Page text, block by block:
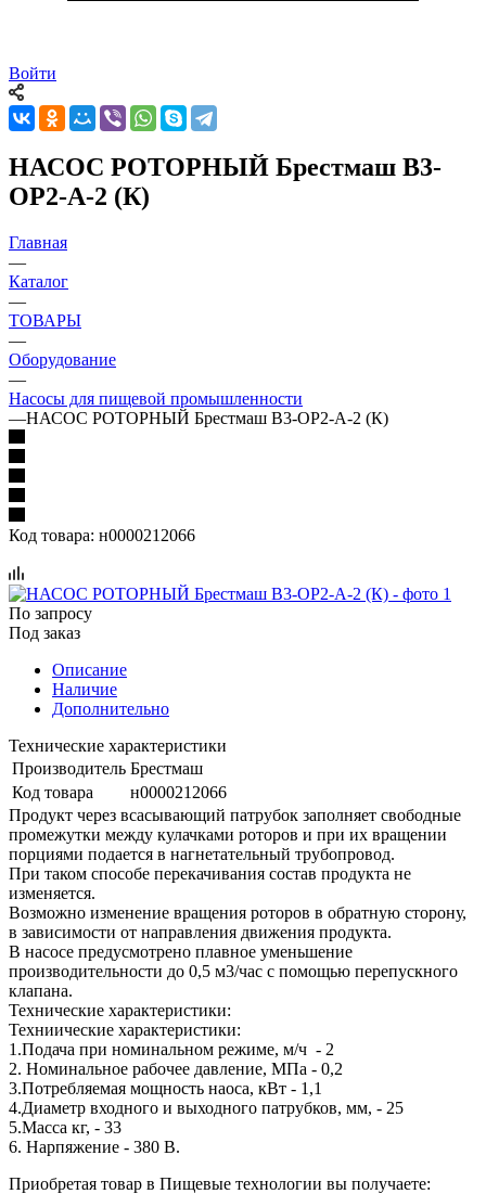
Войти
НАСОС РОТОРНЫЙ Брестмаш В3-
ОР2-А-2 (К)
Главная
—
Каталог
—
ТОВАРЫ
—
Оборудование
—
Насосы для пищевой промышленности
—НАСОС РОТОРНЫЙ Брестмаш В3-ОР2-А-2 (К)
Код товара: н0000212066
По запросу
Под заказ
Описание
Наличие
Дополнительно
Технические характеристики
Производитель Брестмаш
Код товара
н0000212066
Продукт через всасывающий патрубок заполняет свободные
промежутки между кулачками роторов и при их вращении
порциями подается в нагнетательный трубопровод.
При таком способе перекачивания состав продукта не
изменяется.
Возможно изменение вращения роторов в обратную сторону,
в зависимости от направления движения продукта.
В насосе предусмотрено плавное уменьшение
производительности до 0,5 м3/час с помощью перепускного
клапана.
Технические характеристики:
Техниические характеристики:
1.Подача при номинальном режиме, м/ч - 2
2. Номинальное рабочее давление, МПа - 0,2
3.Потребляемая мощность наоса, кВт - 1,1
4.Диаметр входного и выходного патрубков, мм, - 25
5.Масса кг, - 33
6. Нарпяжение - 380 В.
Приобретая товар в Пищевые технологии вы получаете: